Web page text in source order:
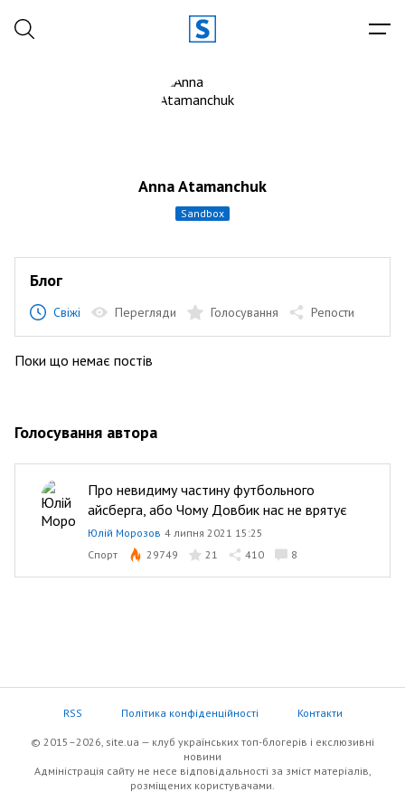
Anna Atamanchuk
sandbox
Блог
Свіжі Перегляди Голосування Репости
Поки що немає постів
Голосування автора
Про невидиму частину футбольного
айсберга, або Чому Довбик нас не врятує
Юлій Морозов 4 липня 2021 15:25
Спорт
29749 21 410 8
RSS Політика конфіденційності Контакти
© 2015–2026, site.ua — клуб українських топ-блогерів i екслюзивнi
новини
Адміністрація сайту не несе відповідальності за зміст матеріалів,
розміщених користувачами.